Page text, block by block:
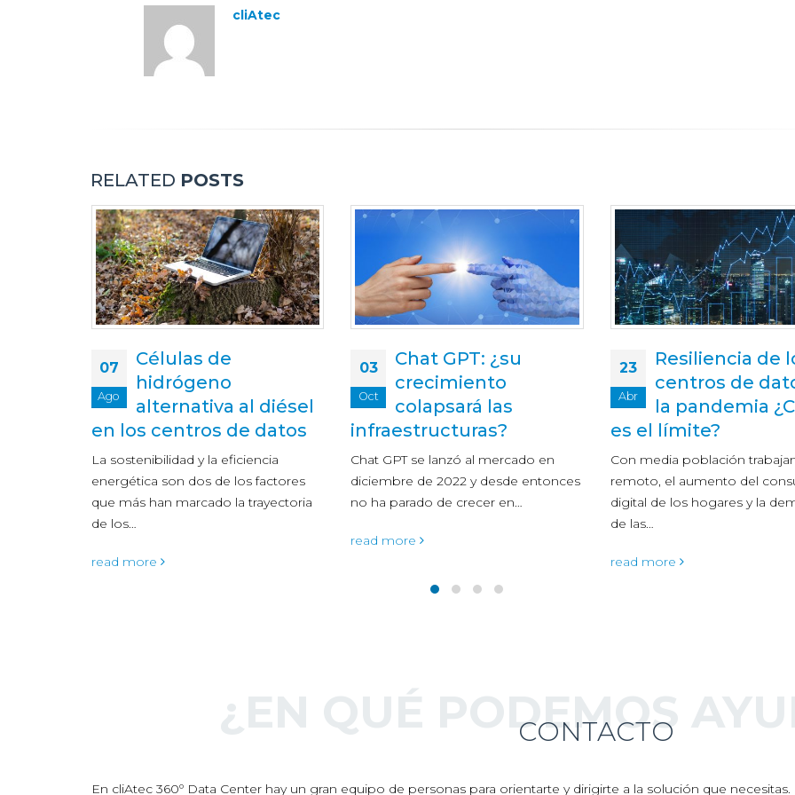
cliAtec
RELATED POSTS
03
Oct
Chat GPT: ¿su
crecimiento
colapsará las
infraestructuras?
Chat GPT se lanzó al mercado en
diciembre de 2022 y desde entonces
no ha parado de crecer en…
23
Abr
Resiliencia de los
centros de datos a
la pandemia ¿Cuál
es el límite?
Con media población trabajando en
remoto, el aumento del consumo
digital de los hogares y la demanda
07
Nov
Cooling PRO o
optimizar la
refrigeración
CPD
Finaliza la segunda edición del
programa Cooling PRO, un
cooling a nivel de
mejorar la…
read more
¿EN QUÉ PODEMOS
CONTACTO
En cliAtec 360º Data Center hay un gran equipo de personas para orientarte y dirigirte a la solución que